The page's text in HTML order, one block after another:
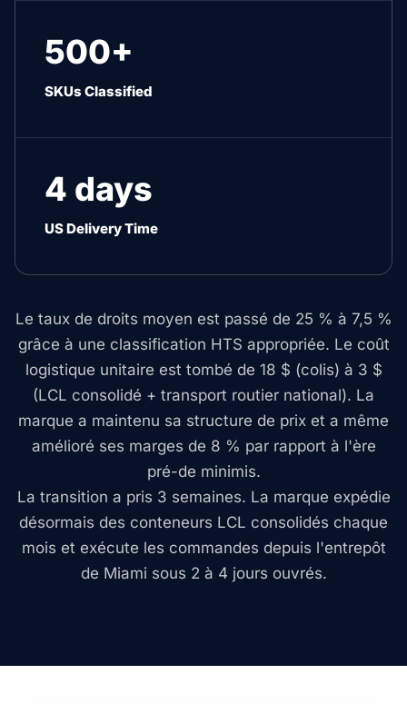
500+
SKUs Classified
4 days
US Delivery Time
Le taux de droits moyen est passé de 25 % à 7,5 %
grâce à une classification HTS appropriée. Le coût
logistique unitaire est tombé de 18 $ (colis) à 3 $
(LCL consolidé + transport routier national). La
marque a maintenu sa structure de prix et a même
amélioré ses marges de 8 % par rapport à l'ère
pré-de minimis.
La transition a pris 3 semaines. La marque expédie
désormais des conteneurs LCL consolidés chaque
mois et exécute les commandes depuis l'entrepôt
de Miami sous 2 à 4 jours ouvrés.